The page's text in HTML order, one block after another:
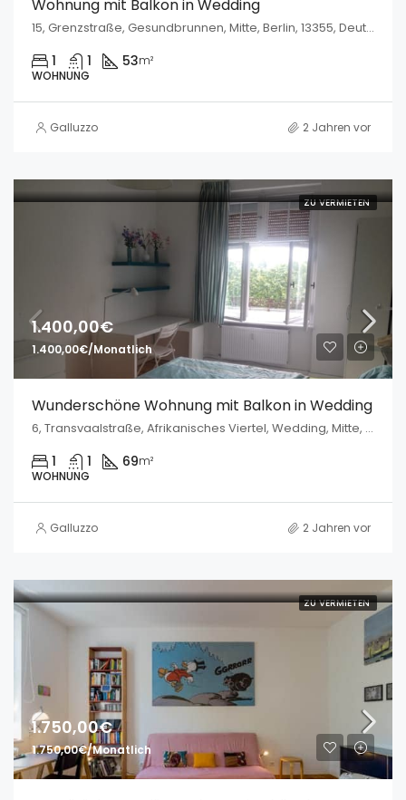
Wohnung mit Balkon in Wedding
15, Grenzstraße, Gesundbrunnen, Mitte, Berlin, 13355, Deutschland
1 1 53m²
WOHNUNG
Galluzzo 2 Jahren vor
ZU VERMIETEN
1.400,00€
1.400,00€/Monatlich
Wunderschöne Wohnung mit Balkon in Wedding
6, Transvaalstraße, Afrikanisches Viertel, Wedding, Mitte, Berlin, 13351, Deutschland
1 1 69m²
WOHNUNG
Galluzzo 2 Jahren vor
ZU VERMIETEN
1.750,00€
1.750,00€/Monatlich